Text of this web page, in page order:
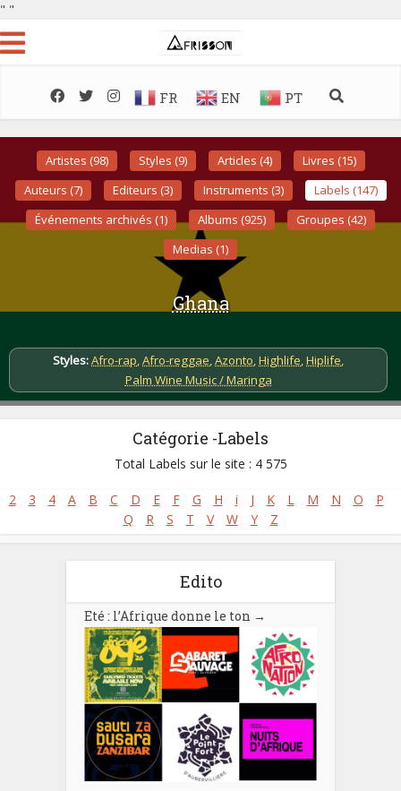
" "
FR EN PT
Artistes (98) Styles (9) Articles (4)
Livres (15)
Auteurs (7)
Editeurs (3) Instruments (3)
Labels (147)
Événements archivés (1)
Albums (925)
Groupes (42)
Medias (1)
Ghana
Styles:Afro-rap,Afro-reggae,Azonto,Highlife,Hiplife,
Palm Wine Music / Maringa
Catégorie -Labels
Total Labels sur le site : 4 575
2 3 4 A B C D E F G H i J K L M N O
P
Q
R S T V W Y Z
Edito
Eté : l’Afrique donne le ton →